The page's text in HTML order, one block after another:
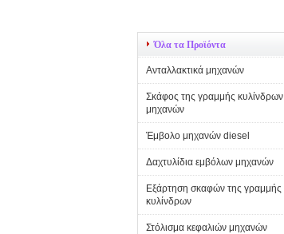
Όλα τα Προϊόντα
Ανταλλακτικά μηχανών
Σκάφος της γραμμής κυλίνδρων
μηχανών
Έμβολο μηχανών diesel
Δαχτυλίδια εμβόλων μηχανών
Εξάρτηση σκαφών της γραμμής
κυλίνδρων
Στόλισμα κεφαλιών μηχανών